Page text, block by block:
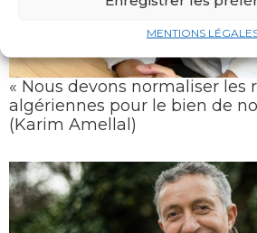
MENTIONS
« Nous devons normaliser les
algériennes pour le bien de
(Karim Amellal)